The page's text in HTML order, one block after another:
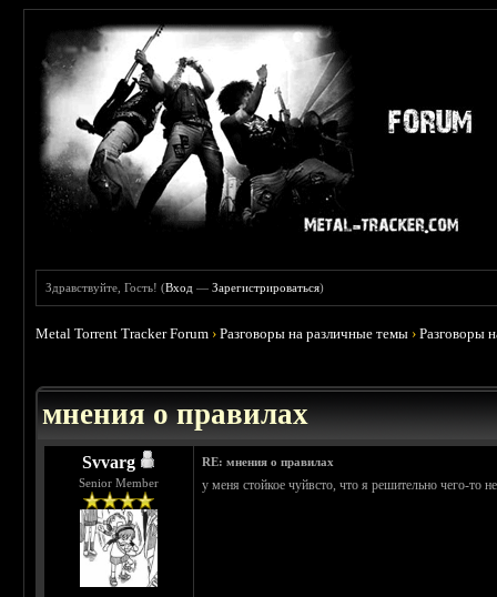
Здравствуйте, Гость! (Вход —Зарегистрироваться)
Metal Torrent Tracker Forum ›Разговоры на различные темы ›Разговоры
мнения о правилах
Svvarg
Senior Member
RE: мнения о правилах
у меня стойкое чуйвсто, что я решительно чего-то